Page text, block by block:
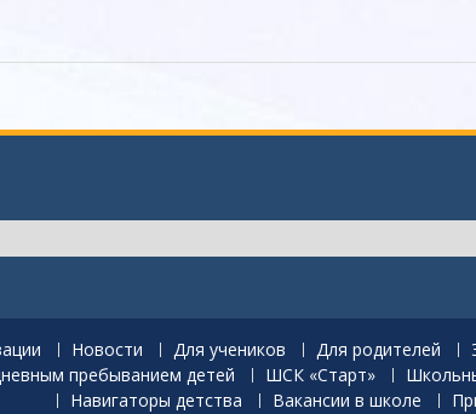
Новости Для учеников Для родителей
пребыванием детей ШСК «Старт»
Навигаторы детства
Вакансии в школе